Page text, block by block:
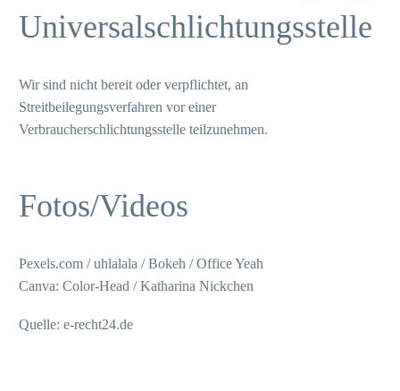
Universalschlichtungsstelle
Wir sind nicht bereit oder verpflichtet, an
Streitbeilegungsverfahren vor einer
Verbraucherschlichtungsstelle teilzunehmen.
Fotos/Videos
Pexels.com / uhlalala / Bokeh / Office Yeah
Canva: Color-Head / Katharina Nickchen
Quelle: e-recht24.de